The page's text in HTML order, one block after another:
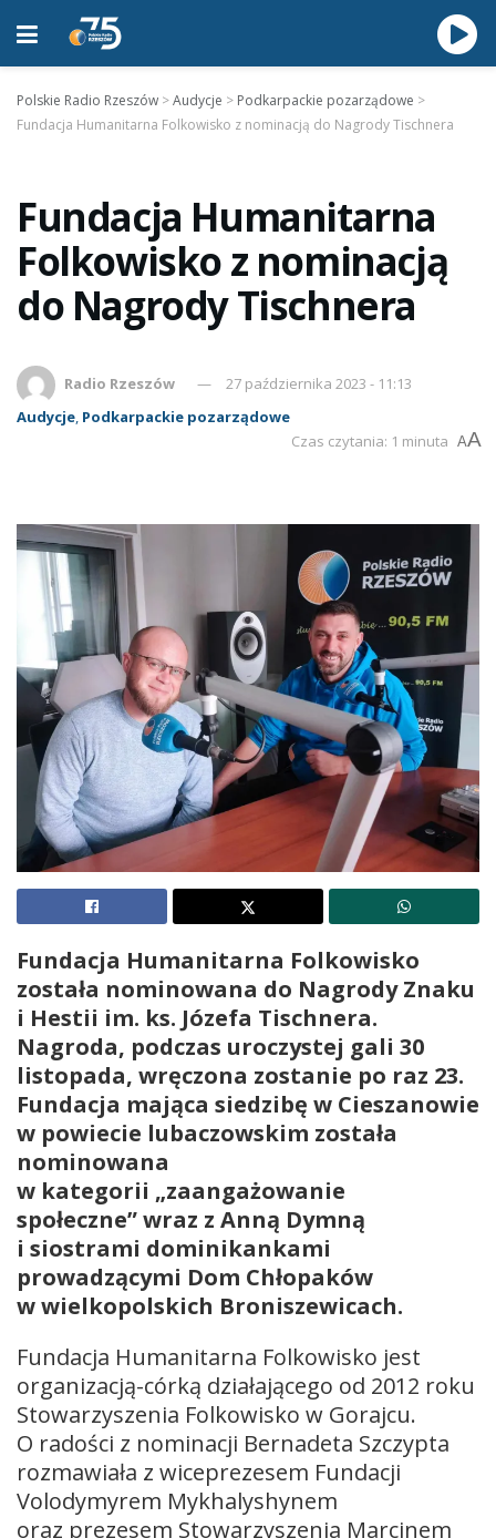
Polskie Radio Rzeszów >Audycje > Podkarpackie pozarządowe >
Fundacja Humanitarna Folkowisko z nominacją do Nagrody Tischnera
Fundacja Humanitarna
Folkowisko z nominacją
do Nagrody Tischnera
Radio Rzeszów
27 października 2023 - 11:13
Audycje, Podkarpackie pozarządowe
Czas czytania: 1 minuta AA
Fundacja Humanitarna Folkowisko
została nominowana do Nagrody Znaku
i Hestii im. ks. Józefa Tischnera.
Nagroda, podczas uroczystej gali 30
listopada, wręczona zostanie po raz 23.
Fundacja mająca siedzibę w Cieszanowie
w powiecie lubaczowskim została
nominowana
w kategorii „zaangażowanie
społeczne” wraz z Anną Dymną
i siostrami dominikankami
prowadzącymi Dom Chłopaków
w wielkopolskich Broniszewicach.
Fundacja Humanitarna Folkowisko jest
organizacją-córką działającego od 2012 roku
Stowarzyszenia Folkowisko w Gorajcu.
O radości z nominacji Bernadeta Szczypta
rozmawiała z wiceprezesem Fundacji
Volodymyrem Mykhalyshynem
oraz prezesem Stowarzyszenia Marcinem